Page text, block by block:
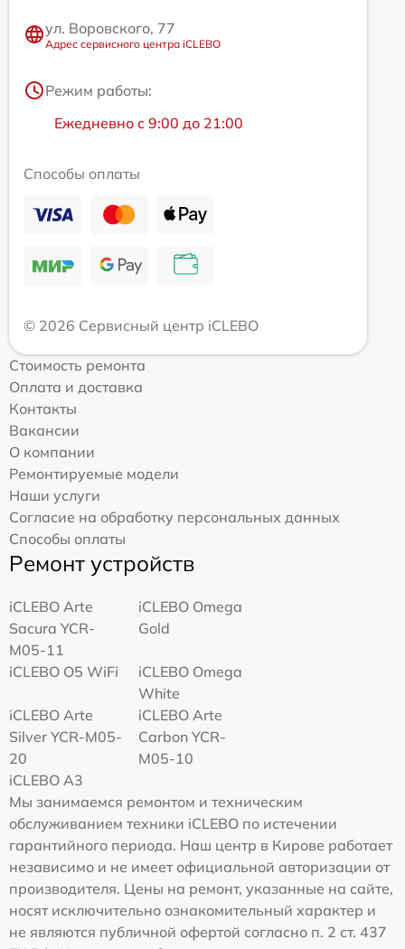
ул. Воровского, 77
Адрес сервисного центра iCLEBO
Режим работы:
Ежедневно с 9:00 до 21:00
Способы оплаты
© 2026 Сервисный центр iCLEBO
Стоимость ремонта
Оплата и доставка
Контакты
Вакансии
О компании
Ремонтируемые модели
Наши услуги
Согласие на обработку персональных данных
Способы оплаты
Ремонт устройств
iCLEBO Arte
Sacura YCR-
M05-11
iCLEBO Omega
Gold
iCLEBO O5 WiFi
iCLEBO Omega
White
iCLEBO Arte
Silver YCR-M05-
20
iCLEBO Arte
Carbon YCR-
M05-10
iCLEBO A3
Мы занимаемся ремонтом и техническим
обслуживанием техники iCLEBO по истечении
гарантийного периода. Наш центр в Кирове работает
независимо и не имеет официальной авторизации от
производителя. Цены на ремонт, указанные на сайте,
носят исключительно ознакомительный характер и
не являются публичной офертой согласно п. 2 ст. 437